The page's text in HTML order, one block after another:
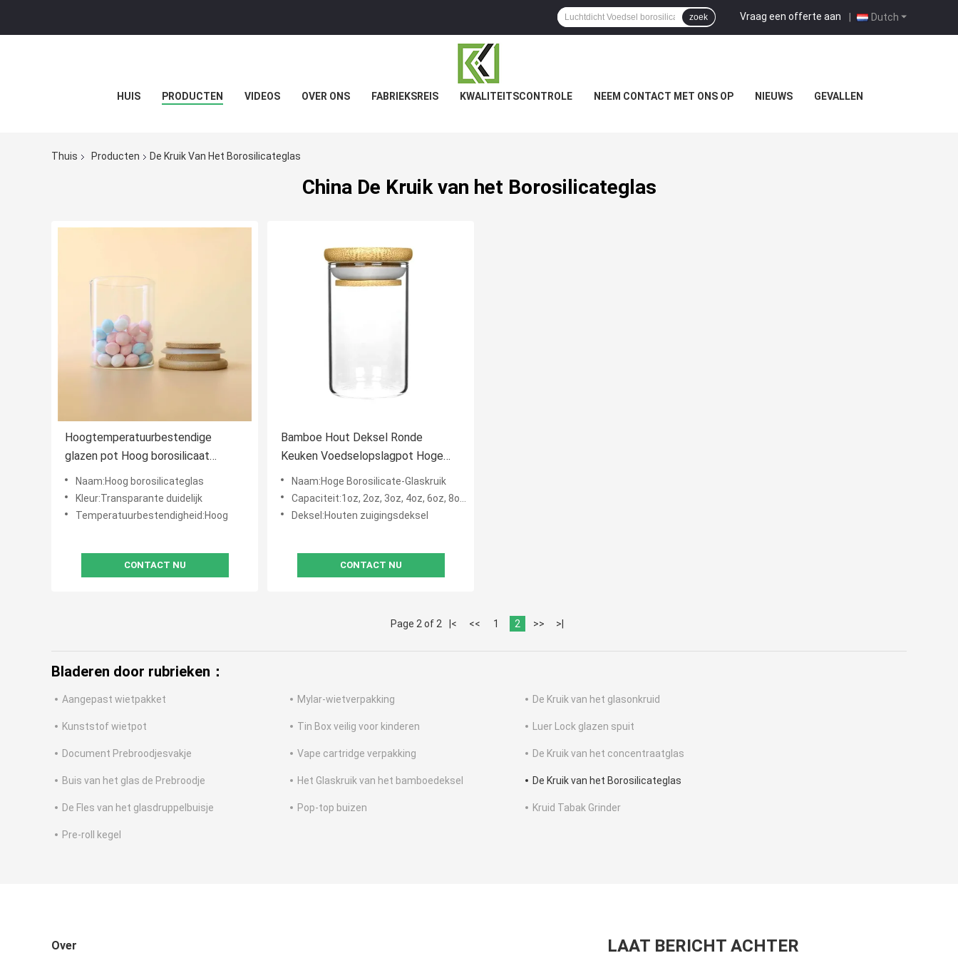
Dutch
Vraag een offerte aan |
zoek
HUIS PRODUCTEN VIDEOS OVER ONS FABRIEKSREIS KWALITEITSCONTROLE NEEM CONTACT MET ONS OP NIEUWS GEVALLEN
Thuis Producten De Kruik Van Het Borosilicateglas
China De Kruik van het Borosilicateglas
Hoogtemperatuurbestendige
glazen pot Hoog borosilicaat
glaspot Verpakking
Naam:Hoog borosilicateglas
Kleur:Transparante duidelijk
Temperatuurbestendigheid:Hoog
CONTACT NU
Bamboe Hout Deksel Ronde
Keuken Voedselopslagpot Hoge
hittebestendigheid
Naam:Hoge Borosilicate-Glaskruik
Capaciteit:1oz, 2oz, 3oz, 4oz, 6oz, 8oz, 10oz, 18oz en meer.
Deksel:Houten zuigingsdeksel
CONTACT NU
Page 2 of 2 |< << 1 2 >> >|
Bladeren door rubrieken：
Aangepast wietpakket Mylar-wietverpakking De Kruik van het glasonkruid
Kunststof wietpot Tin Box veilig voor kinderen Luer Lock glazen spuit
Document Prebroodjesvakje Vape cartridge verpakking De Kruik van het concentraatglas
Buis van het glas de Prebroodje Het Glaskruik van het bamboedeksel De Kruik van het Borosilicateglas
De Fles van het glasdruppelbuisje Pop-top buizen Kruid Tabak Grinder
Pre-roll kegel
Over LAAT BERICHT ACHTER